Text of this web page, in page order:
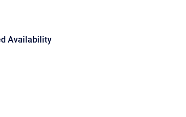
Availability